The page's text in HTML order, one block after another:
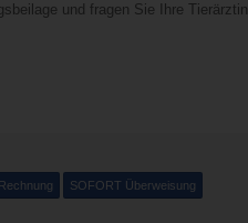
und fragen Sie Ihre
Rechnung SOFORT Überweisung